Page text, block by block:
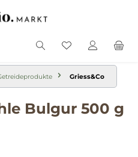
Griess&Co
Bulgur 500 g